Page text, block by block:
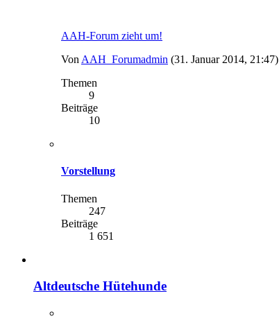
AAH-Forum zieht um!
Von AAH_Forumadmin (31. Januar 2014, 21:47)
Themen
9
Beiträge
10
Vorstellung
Themen
247
Beiträge
1 651
Altdeutsche Hütehunde